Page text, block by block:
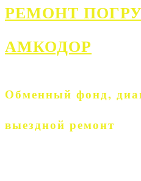
РЕМОНТ
АМКОДОР
Обменный фонд,
выездной ремонт